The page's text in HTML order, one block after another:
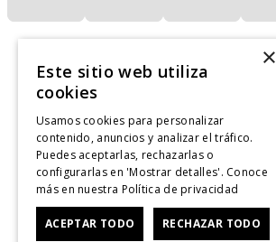
Legal
Cuenta
×
Este sitio web utiliza
cookies
Usamos cookies para personalizar
contenido, anuncios y analizar el tráfico.
Puedes aceptarlas, rechazarlas o
configurarlas en 'Mostrar detalles'. Conoce
más en nuestra Política de privacidad
ACEPTAR TODO RECHAZAR TODO